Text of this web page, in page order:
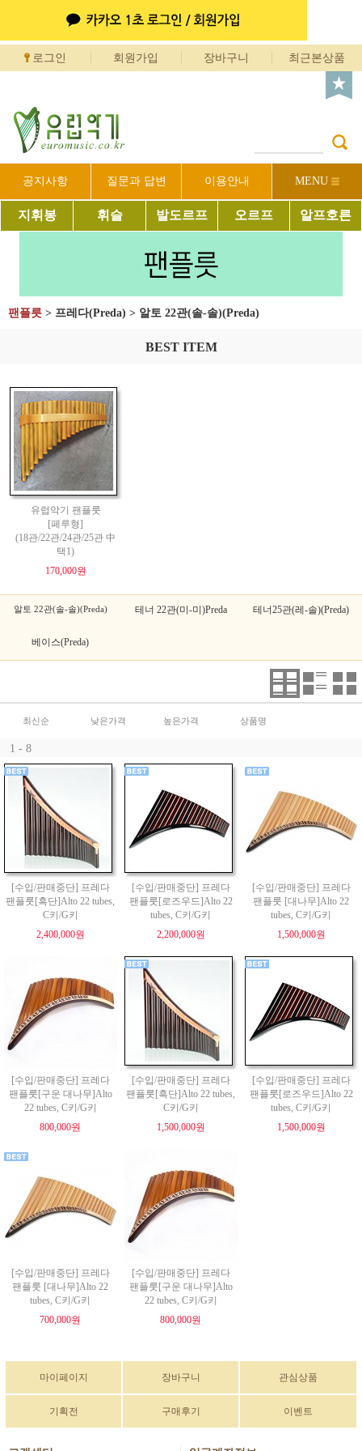
로그인 회원가입 장바구니 최근본상품
공지사항 질문과 답변 이용안내 MENU
지휘봉 휘슬 발도르프 오르프 알프호른
팬플릇 > 프레다(Preda) > 알토 22관(솔-솔)(Preda)
BEST ITEM
유럽악기 팬플룻
[페루형]
(18관/22관/24관/25관 中
택1)
170,000원
알토 22관(솔-솔)(Preda) 테너 22관(미-미)Preda 테너25관(레-솔)(Preda)
베이스(Preda)
최신순 낮은가격 높은가격 상품명
1 - 8
[수입/판매중단] 프레다
팬플룻[흑단]Alto 22 tubes,
C키/G키
2,400,000원
[수입/판매중단] 프레다
팬플룻[로즈우드]Alto 22
tubes, C키/G키
2,200,000원
[수입/판매중단] 프레다
팬플룻 [대나무]Alto 22
tubes, C키/G키
1,500,000원
[수입/판매중단] 프레다
팬플룻[구운 대나무]Alto
22 tubes, C키/G키
800,000원
[수입/판매중단] 프레다
팬플룻[흑단]Alto 22 tubes,
C키/G키
1,500,000원
[수입/판매중단] 프레다
팬플룻[로즈우드]Alto 22
tubes, C키/G키
1,500,000원
[수입/판매중단] 프레다
팬플룻 [대나무]Alto 22
tubes, C키/G키
700,000원
[수입/판매중단] 프레다
팬플룻[구운 대나무]Alto
22 tubes, C키/G키
800,000원
마이페이지 장바구니 관심상품
기획전 구매후기 이벤트